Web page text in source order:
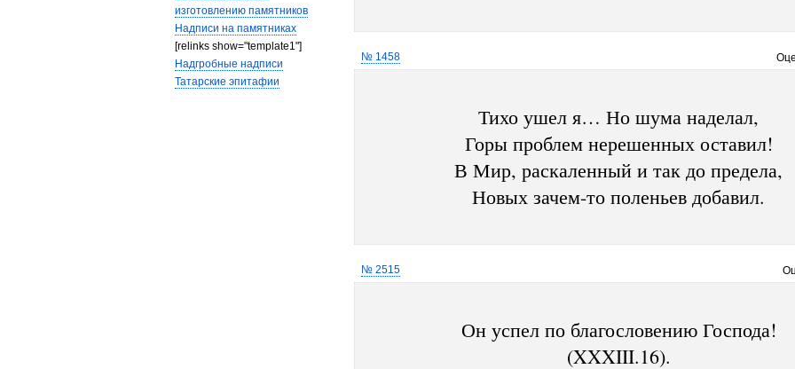
изготовлению памятников
Надписи на памятниках
[relinks show="template1"]
Надгробные надписи
Татарские эпитафии
№ 1458
Тихо ушел я… Но шума наделал,
Горы проблем нерешенных оставил!
В Мир, раскаленный и так до предела,
Новых зачем-то поленьев добавил.
№ 2515
Он успел по благословению Господа!
(XXXIII.16).